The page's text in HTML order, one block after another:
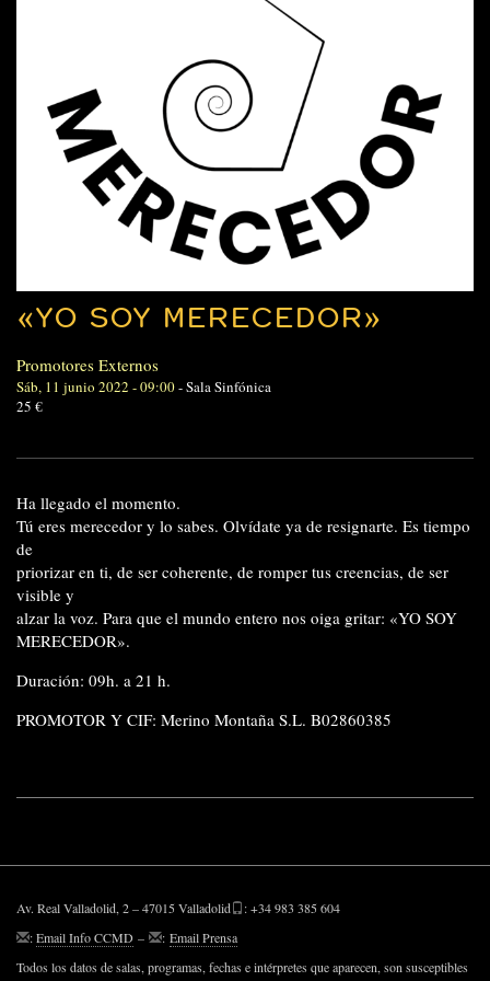
«YO SOY MERECEDOR»
Promotores Externos
Sáb, 11 junio 2022 - 09:00-Sala Sinfónica
25 €
Ha llegado el momento.
Tú eres merecedor y lo sabes. Olvídate ya de resignarte. Es tiempo
de
priorizar en ti, de ser coherente, de romper tus creencias, de ser
visible y
alzar la voz. Para que el mundo entero nos oiga gritar: «YO SOY
MERECEDOR».
Duración: 09h. a 21 h.
PROMOTOR Y CIF: Merino Montaña S.L. B02860385
Av. Real Valladolid, 2 – 47015 Valladolid
: +34 983 385 604
:Email Info CCMD – : Email Prensa
Todos los datos de salas, programas, fechas e intérpretes que aparecen, son susceptibles